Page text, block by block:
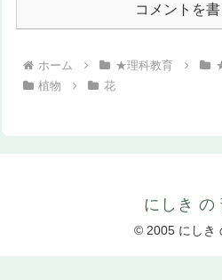
コメントを
ホーム ★理科教育
植物
花
にしき の
© 2005 にしき